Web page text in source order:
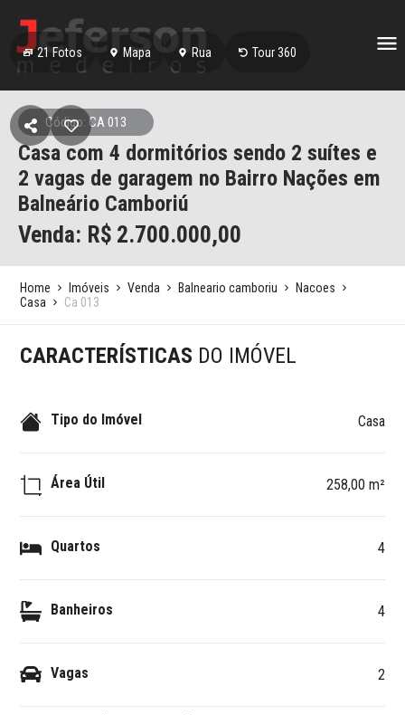
21 Fotos Mapa Rua Tour 360
Código: CA 013
Casa com 4 dormitórios sendo 2 suítes e
2 vagas de garagem no Bairro Nações em
Balneário Camboriú
Venda: R$ 2.700.000,00
Home Imóveis Venda Balneario camboriu
Nacoes
Casa
Ca 013
CARACTERÍSTICAS DO IMÓVEL
Tipo do Imóvel Casa
Área Útil 258,00 m²
Quartos 4
Banheiros 4
Vagas 2